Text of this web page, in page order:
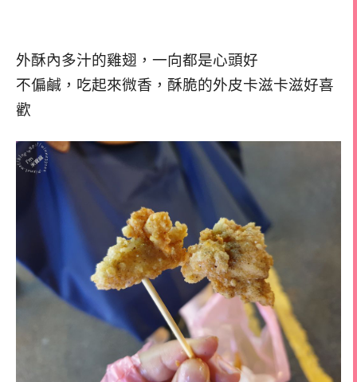
外酥內多汁的雞翅，一向都是心頭好
不偏鹹，吃起來微香，酥脆的外皮卡滋卡滋好喜
歡